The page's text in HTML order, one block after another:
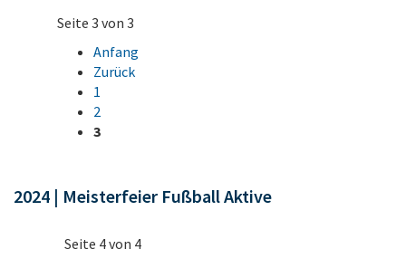
Seite 3 von 3
Anfang
Zurück
1
2
3
2024 | Meisterfeier Fußball Aktive
Seite 4 von 4